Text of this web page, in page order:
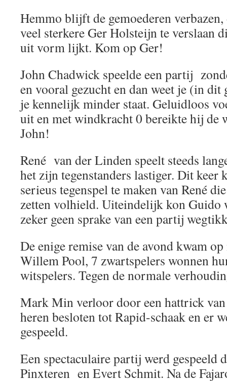
Hemmo blijft de gemoederen
veel sterkere Ger Holsteijn te verslaan
uit vorm lijkt. Kom op Ger!
John Chadwick speelde een partij
en vooral gezucht en dan weet je (in
je kennelijk minder staat. Geluidloos
uit en met windkracht 0 bereikte hij de
John!
René van der Linden speelt steeds
het zijn tegenstanders lastiger. Dit keer
serieus tegenspel te maken van René
zetten volhield. Uiteindelijk kon Guido
zeker geen sprake van een partij
De enige remise van de avond kwam
Willem Pool, 7 zwartspelers wonnen
witspelers. Tegen de normale
Mark Min verloor door een hattrick
heren besloten tot Rapid-schaak en er
gespeeld.
Een spectaculaire partij werd gespeeld
Pinxteren en Evert Schmit. Na de